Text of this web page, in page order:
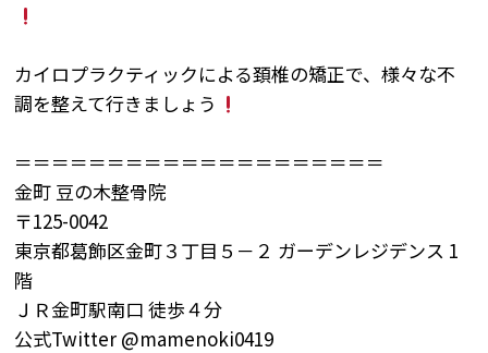
カイロプラクティックによる頚椎の矯正で、様々な不
調を整えて行きましょう
＝＝＝＝＝＝＝＝＝＝＝＝＝＝＝＝＝＝＝＝
金町 豆の木整骨院
〒125-0042
東京都葛飾区金町３丁目５－２ ガーデンレジデンス 1
階
ＪＲ金町駅南口 徒歩４分
公式Twitter @mamenoki0419